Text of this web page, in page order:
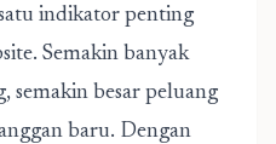
indikator penting
Semakin banyak
semakin besar peluang
baru. Dengan